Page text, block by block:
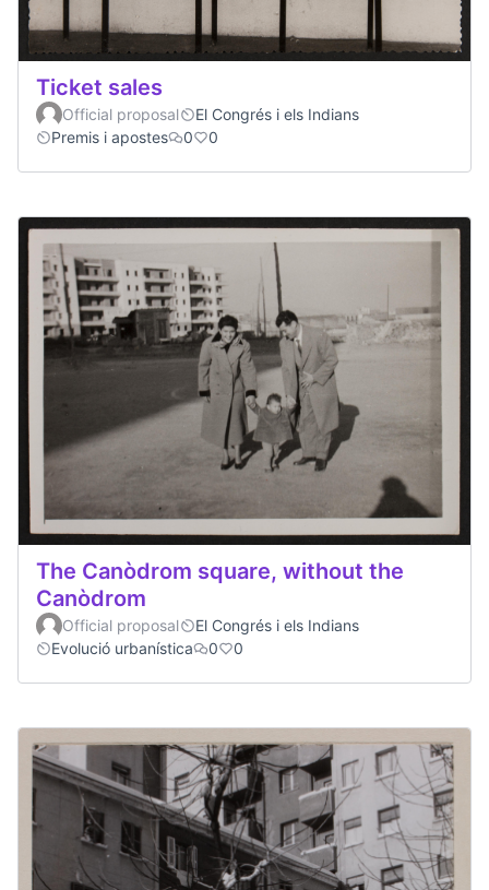
Ticket sales
Official proposal
El Congrés i els Indians
Premis i apostes
0 0
The Canòdrom square, without the
Canòdrom
Official proposal
El Congrés i els Indians
Evolució urbanística
0 0